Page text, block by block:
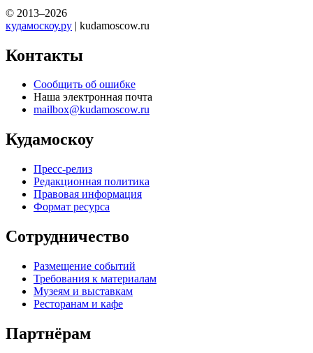
© 2013–2026
кудамоскоу.ру | kudamoscow.ru
Контакты
Сообщить об ошибке
Наша электронная почта
mailbox@kudamoscow.ru
Кудамоскоу
Пресс-релиз
Редакционная политика
Правовая информация
Формат ресурса
Сотрудничество
Размещение событий
Требования к материалам
Музеям и выставкам
Ресторанам и кафе
Партнёрам